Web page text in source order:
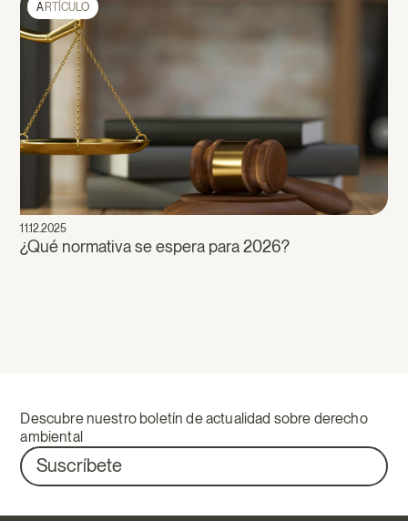
ARTÍCULO
11.12.2025
¿Qué normativa se espera para 2026?
Descubre nuestro boletín de actualidad sobre derecho
ambiental
Suscríbete